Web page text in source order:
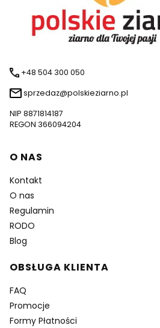
+48 504 300 050
sprzedaz@polskieziarno.pl
NIP 8871814187
REGON 366094204
Linki w stopce
O NAS
Kontakt
O nas
Regulamin
RODO
Blog
OBSŁUGA KLIENTA
FAQ
Promocje
Formy Płatności